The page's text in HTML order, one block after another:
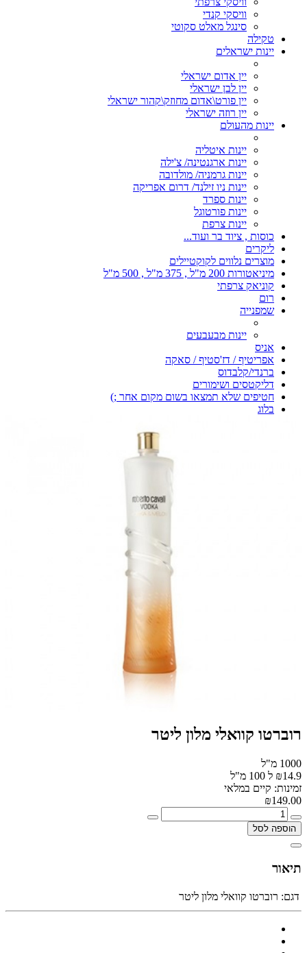
וויסקי קנדי
סינגל מאלט סקוטי
טקילה
יינות ישראלים
יין אדום ישראלי
יין לבן ישראלי
יין פורט\אדום מחוזק\קהור ישראלי
יין רוזה ישראלי
יינות מהעולם
יינות איטליה
יינות ארגנטינה/ צ'ילה
יינות גרמניה/ מולדובה
יינות ניו זילנד/ דרום אפריקה
יינות ספרד
יינות פורטוגל
יינות צרפת
כוסות , ציוד בר ועוד...
ליקרים
מוצרים נלווים לקוקטיילים
מיניאטורות 200 מ"ל , 375 מ"ל , 500 מ"ל
קוניאק צרפתי
רום
שמפנייה
יינות מבעבעים
אניס
אפריטיף / דז'סטיף / סאקה
ברנדי/קלבדוס
דליקטסים ושימורים
חטיפים שלא תמצאו בשום מקום אחר ;)
בלוג
רוברטו קוואלי מלון ליטר
1000 מ"ל
₪14.9 ל 100 מ"ל
זמינות: קיים במלאי
₪149.00
הוספה לסל
תיאור
דגם: רוברטו קוואלי מלון ליטר